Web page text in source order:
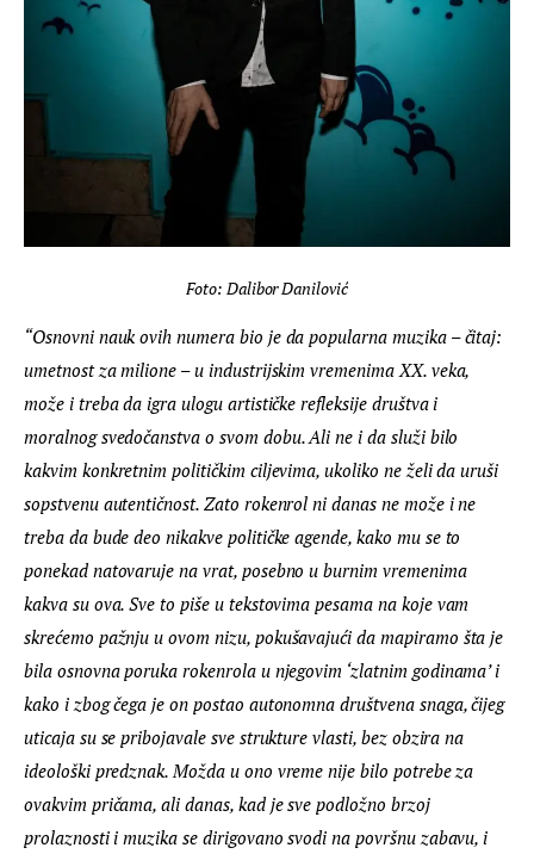
Foto: Dalibor Danilović
“Osnovni nauk ovih numera bio je da popularna muzika – čitaj:
umetnost za milione – u industrijskim vremenima XX. veka,
može i treba da igra ulogu artističke refleksije društva i
moralnog svedočanstva o svom dobu. Ali ne i da služi bilo
kakvim konkretnim političkim ciljevima, ukoliko ne želi da uruši
sopstvenu autentičnost. Zato rokenrol ni danas ne može i ne
treba da bude deo nikakve političke agende, kako mu se to
ponekad natovaruje na vrat, posebno u burnim vremenima
kakva su ova. Sve to piše u tekstovima pesama na koje vam
skrećemo pažnju u ovom nizu, pokušavajući da mapiramo šta je
bila osnovna poruka rokenrola u njegovim ‘zlatnim godinama’ i
kako i zbog čega je on postao autonomna društvena snaga, čijeg
uticaja su se pribojavale sve strukture vlasti, bez obzira na
ideološki predznak. Možda u ono vreme nije bilo potrebe za
ovakvim pričama, ali danas, kad je sve podložno brzoj
prolaznosti i muzika se dirigovano svodi na površnu zabavu, i